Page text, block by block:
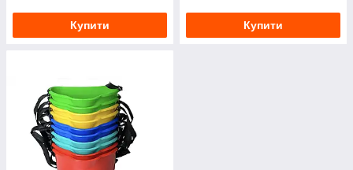
Купити Купити